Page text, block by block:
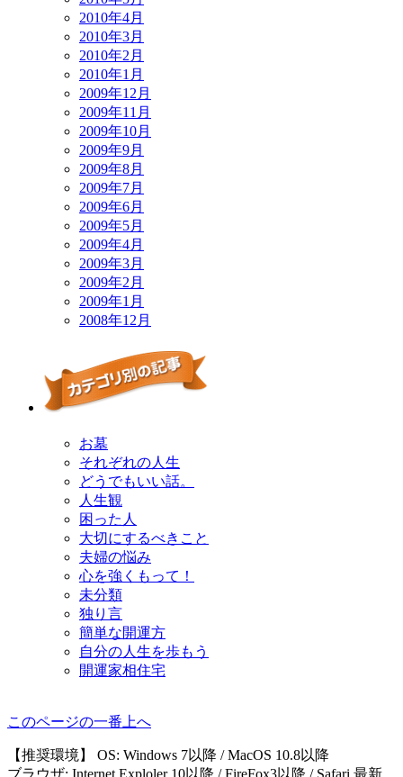
2010年4月
2010年3月
2010年2月
2010年1月
2009年12月
2009年11月
2009年10月
2009年9月
2009年8月
2009年7月
2009年6月
2009年5月
2009年4月
2009年3月
2009年2月
2009年1月
2008年12月
お墓
それぞれの人生
どうでもいい話。
人生観
困った人
大切にするべきこと
夫婦の悩み
心を強くもって！
未分類
独り言
簡単な開運方
自分の人生を歩もう
開運家相住宅
このページの一番上へ
【推奨環境】 OS: Windows 7以降 / MacOS 10.8以降
ブラウザ: Internet Exploler 10以降 / FireFox3以降 / Safari 最新